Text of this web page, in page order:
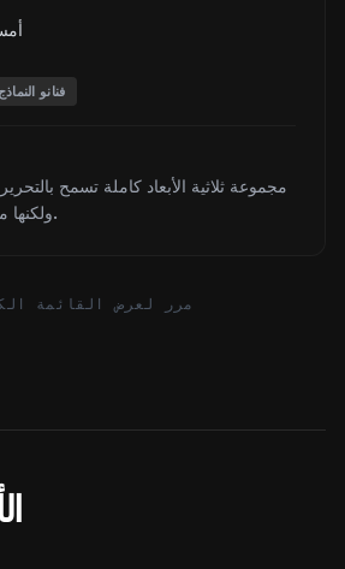
فنانو
مجموعة ثلاثية الأبعاد كاملة تسمح
ولكنها معقدة للمهام البسيطة.
مرر لعرض القائمة